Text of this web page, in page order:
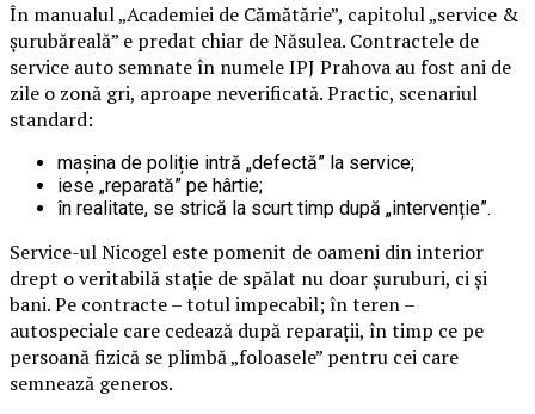
În manualul „Academiei de Cămătărie”, capitolul „service &
șurubăreală” e predat chiar de Năsulea. Contractele de
service auto semnate în numele IPJ Prahova au fost ani de
zile o zonă gri, aproape neverificată. Practic, scenariul
standard:
mașina de poliție intră „defectă” la service;
iese „reparată” pe hârtie;
în realitate, se strică la scurt timp după „intervenție”.
Service-ul Nicogel este pomenit de oameni din interior
drept o veritabilă stație de spălat nu doar șuruburi, ci și
bani. Pe contracte – totul impecabil; în teren –
autospeciale care cedează după reparații, în timp ce pe
persoană fizică se plimbă „foloasele” pentru cei care
semnează generos.